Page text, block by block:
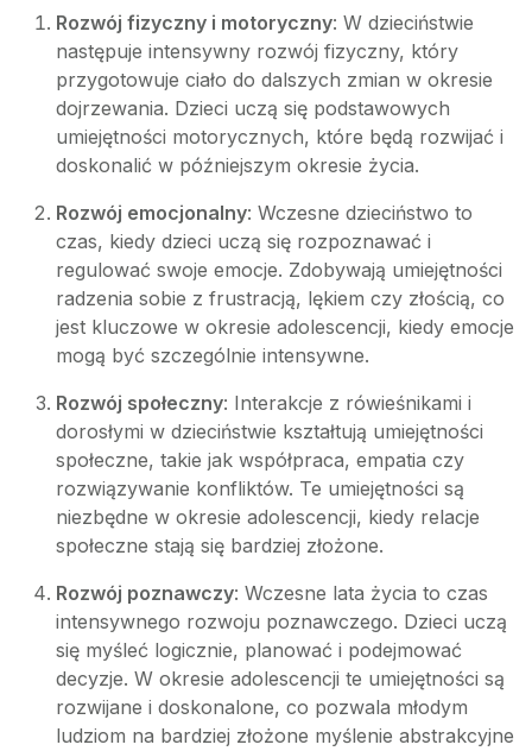
Rozwój fizyczny i motoryczny: W dzieciństwie
następuje intensywny rozwój fizyczny, który
przygotowuje ciało do dalszych zmian w okresie
dojrzewania. Dzieci uczą się podstawowych
umiejętności motorycznych, które będą rozwijać i
doskonalić w późniejszym okresie życia.
Rozwój emocjonalny: Wczesne dzieciństwo to
czas, kiedy dzieci uczą się rozpoznawać i
regulować swoje emocje. Zdobywają umiejętności
radzenia sobie z frustracją, lękiem czy złością, co
jest kluczowe w okresie adolescencji, kiedy emocje
mogą być szczególnie intensywne.
Rozwój społeczny: Interakcje z rówieśnikami i
dorosłymi w dzieciństwie kształtują umiejętności
społeczne, takie jak współpraca, empatia czy
rozwiązywanie konfliktów. Te umiejętności są
niezbędne w okresie adolescencji, kiedy relacje
społeczne stają się bardziej złożone.
Rozwój poznawczy: Wczesne lata życia to czas
intensywnego rozwoju poznawczego. Dzieci uczą
się myśleć logicznie, planować i podejmować
decyzje. W okresie adolescencji te umiejętności są
rozwijane i doskonalone, co pozwala młodym
ludziom na bardziej złożone myślenie abstrakcyjne